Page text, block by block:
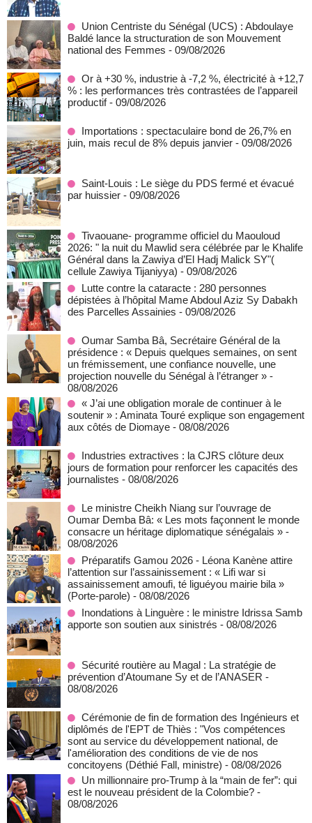
Union Centriste du Sénégal (UCS) : Abdoulaye
Baldé lance la structuration de son Mouvement
national des Femmes - 09/08/2026
Or à +30 %, industrie à -7,2 %, électricité à +12,7
% : les performances très contrastées de l’appareil
productif - 09/08/2026
Importations : spectaculaire bond de 26,7% en
juin, mais recul de 8% depuis janvier - 09/08/2026
Saint-Louis : Le siège du PDS fermé et évacué
par huissier - 09/08/2026
Tivaouane- programme officiel du Maouloud
2026: " la nuit du Mawlid sera célébrée par le Khalife
Général dans la Zawiya d’El Hadj Malick SY"(
cellule Zawiya Tijaniyya) - 09/08/2026
Lutte contre la cataracte : 280 personnes
dépistées à l’hôpital Mame Abdoul Aziz Sy Dabakh
des Parcelles Assainies - 09/08/2026
Oumar Samba Bâ, Secrétaire Général de la
présidence : « Depuis quelques semaines, on sent
un frémissement, une confiance nouvelle, une
projection nouvelle du Sénégal à l’étranger » -
08/08/2026
« J’ai une obligation morale de continuer à le
soutenir » : Aminata Touré explique son engagement
aux côtés de Diomaye - 08/08/2026
Industries extractives : la CJRS clôture deux
jours de formation pour renforcer les capacités des
journalistes - 08/08/2026
Le ministre Cheikh Niang sur l’ouvrage de
Oumar Demba Bâ: « Les mots façonnent le monde
consacre un héritage diplomatique sénégalais » -
08/08/2026
Préparatifs Gamou 2026 - Léona Kanène attire
l’attention sur l’assainissement : « Lifi war si
assainissement amoufi, té liguéyou mairie bila »
(Porte-parole) - 08/08/2026
Inondations à Linguère : le ministre Idrissa Samb
apporte son soutien aux sinistrés - 08/08/2026
Sécurité routière au Magal : La stratégie de
prévention d’Atoumane Sy et de l’ANASER -
08/08/2026
Cérémonie de fin de formation des Ingénieurs et
diplômés de l'EPT de Thiès : "Vos compétences
sont au service du développement national, de
l'amélioration des conditions de vie de nos
concitoyens (Déthié Fall, ministre) - 08/08/2026
Un millionnaire pro-Trump à la “main de fer”: qui
est le nouveau président de la Colombie? -
08/08/2026